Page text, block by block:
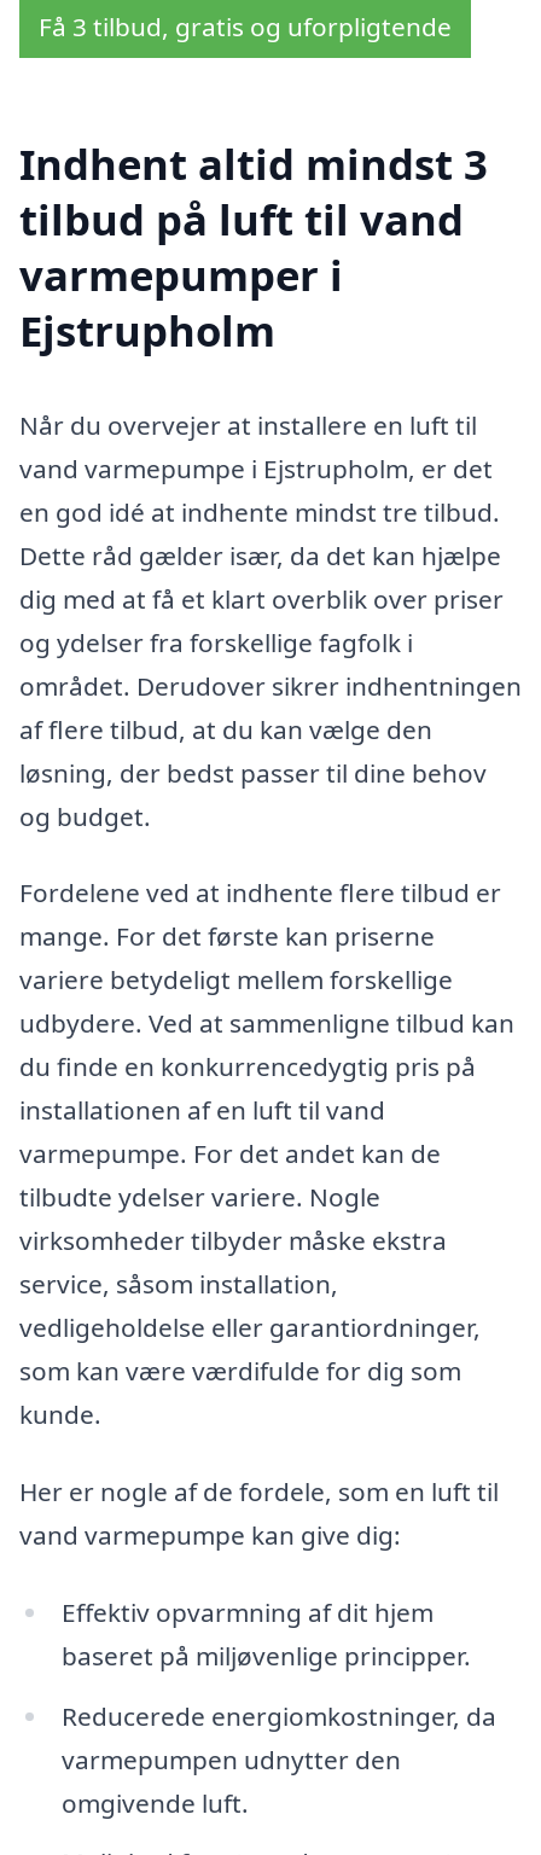
Få 3 tilbud, gratis og uforpligtende
Indhent altid mindst 3
tilbud på luft til vand
varmepumper i
Ejstrupholm
Når du overvejer at installere en luft til
vand varmepumpe i Ejstrupholm, er det
en god idé at indhente mindst tre tilbud.
Dette råd gælder især, da det kan hjælpe
dig med at få et klart overblik over priser
og ydelser fra forskellige fagfolk i
området. Derudover sikrer indhentningen
af flere tilbud, at du kan vælge den
løsning, der bedst passer til dine behov
og budget.
Fordelene ved at indhente flere tilbud er
mange. For det første kan priserne
variere betydeligt mellem forskellige
udbydere. Ved at sammenligne tilbud kan
du finde en konkurrencedygtig pris på
installationen af en luft til vand
varmepumpe. For det andet kan de
tilbudte ydelser variere. Nogle
virksomheder tilbyder måske ekstra
service, såsom installation,
vedligeholdelse eller garantiordninger,
som kan være værdifulde for dig som
kunde.
Her er nogle af de fordele, som en luft til
vand varmepumpe kan give dig:
Effektiv opvarmning af dit hjem
baseret på miljøvenlige principper.
Reducerede energiomkostninger, da
varmepumpen udnytter den
omgivende luft.